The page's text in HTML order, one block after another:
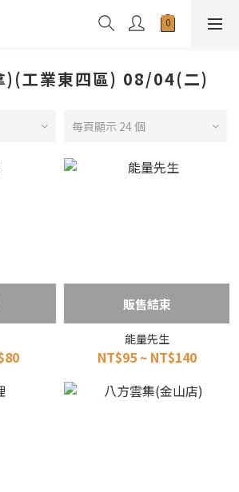
)(工業東四區) 08/04(二)
每頁顯示 24 個
販售結束
能量先生
NT$95 ~ NT$140